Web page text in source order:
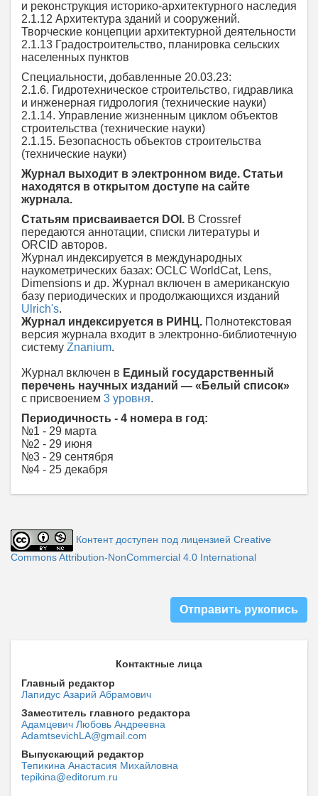
и реконструкция историко-архитектурного наследия
2.1.12 Архитектура зданий и сооружений.
Творческие концепции архитектурной деятельности
2.1.13 Градостроительство, планировка сельских
населенных пунктов
Специальности, добавленные 20.03.23:
2.1.6. Гидротехническое строительство, гидравлика
и инженерная гидрология (технические науки)
2.1.14. Управление жизненным циклом объектов
строительства (технические науки)
2.1.15. Безопасность объектов строительства
(технические науки)
Журнал выходит в электронном виде. Статьи
находятся в открытом доступе на сайте
журнала.
Статьям присваивается DOI. В Crossref
передаются аннотации, списки литературы и
ORCID авторов.
Журнал индексируется в международных
наукометрических базах: OCLC WorldCat, Lens,
Dimensions и др. Журнал включен в американскую
базу периодических и продолжающихся изданий
Ulrich's.
Журнал индексируется в РИНЦ. Полнотекстовая
версия журнала входит в электронно-библиотечную
систему Znanium.
Журнал включен в Единый государственный
перечень научных изданий — «Белый список»
с присвоением 3 уровня.
Периодичность - 4 номера в год:
№1 - 29 марта
№2 - 29 июня
№3 - 29 сентября
№4 - 25 декабря
Контент доступен под лицензией Creative
Commons Attribution-NonCommercial 4.0 International
Отправить рукопись
Контактные лица
Главный редактор
Лапидус Азарий Абрамович
Заместитель главного редактора
Адамцевич Любовь Андреевна
AdamtsevichLA@gmail.com
Выпускающий редактор
Тепикина Анастасия Михайловна
tepikina@editorum.ru